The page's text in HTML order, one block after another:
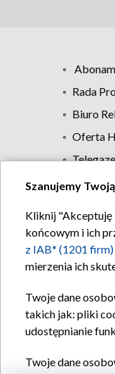
Rada
Biuro
Oferta
Szanujemy
Kliknij "Akceptuję
końcowym i ich
z IAB* (1201 firm)
mierzenia ich
Twoje dane
takich jak: pliki
udostępnianie
Twoje dane